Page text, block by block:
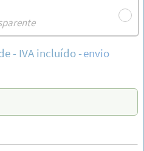
- IVA incluído -envio